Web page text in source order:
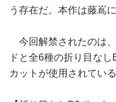
う存在だ。本作は藤嶌
今回解禁されたのは
ドと全6種の折り目な
カットが使用されている